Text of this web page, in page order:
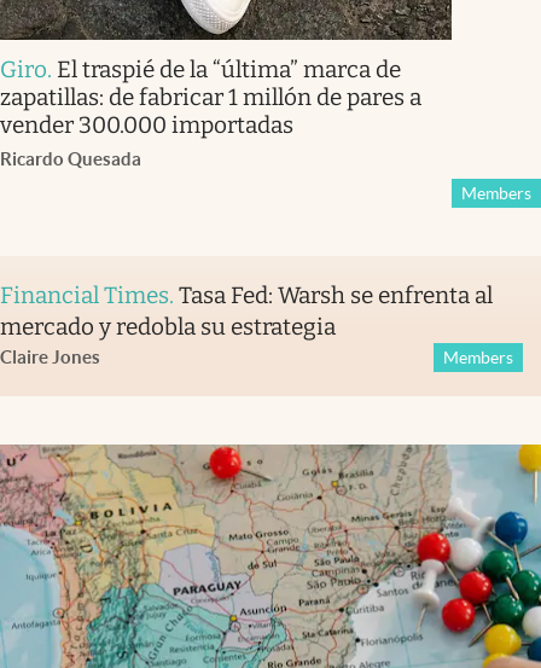
Giro. El traspié de la “última” marca de
zapatillas: de fabricar 1 millón de pares a
vender 300.000 importadas
Ricardo Quesada
Members
Financial Times. Tasa Fed: Warsh se enfrenta al
mercado y redobla su estrategia
Claire Jones Members